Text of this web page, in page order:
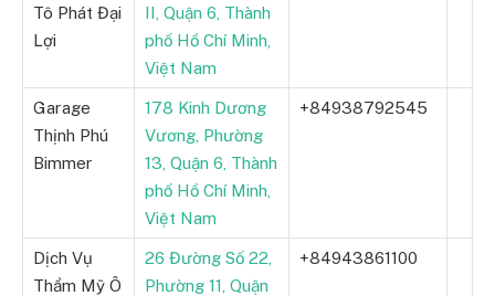
Tô Phát Đại
Lợi
II, Quận 6, Thành
phố Hồ Chí Minh,
Việt Nam
Garage
Thịnh Phú
Bimmer
178 Kinh Dương
Vương, Phường
13, Quận 6, Thành
phố Hồ Chí Minh,
Việt Nam
+84938792545
Dịch Vụ
Thẩm Mỹ Ô
26 Đường Số 22,
Phường 11, Quận
+84943861100